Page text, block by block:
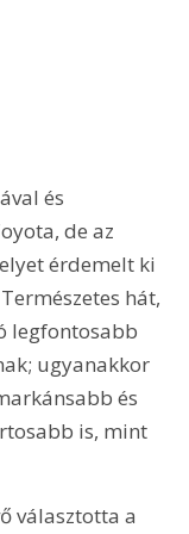
és
de az
érdemelt ki
hát,
legfontosabb
ugyanakkor
és
is, mint
választotta a